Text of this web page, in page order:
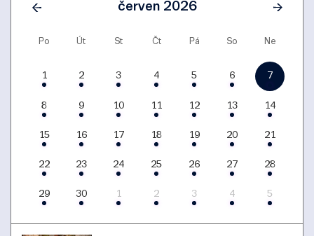
červen 2026
Po Út St Čt Pá So Ne
1 2 3 4 5 6 7
8 9 10 11 12 13 14
15 16 17 18 19 20 21
22 23 24 25 26 27 28
29 30 1 2 3 4 5